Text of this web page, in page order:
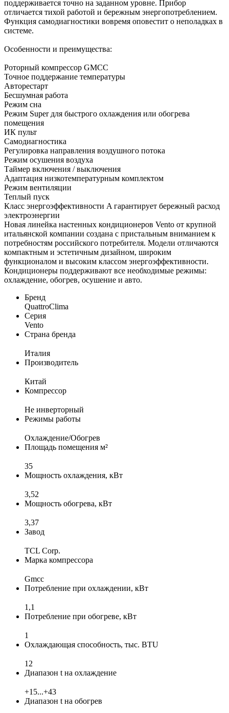
поддерживается точно на заданном уровне. Прибор
отличается тихой работой и бережным энергопотреблением.
Функция самодиагностики вовремя оповестит о неполадках в
системе.
Особенности и преимущества:
Роторный компрессор GMCC
Точное поддержание температуры
Авторестарт
Бесшумная работа
Режим сна
Режим Super для быстрого охлаждения или обогрева
помещения
ИК пульт
Самодиагностика
Регулировка направления воздушного потока
Режим осушения воздуха
Таймер включения / выключения
Адаптация низкотемпературным комплектом
Режим вентиляции
Теплый пуск
Класс энергоэффективности A гарантирует бережный расход
электроэнергии
Новая линейка настенных кондиционеров Vento от крупной
итальянской компании создана с пристальным вниманием к
потребностям российского потребителя. Модели отличаются
компактным и эстетичным дизайном, широким
функционалом и высоким классом энергоэффективности.
Кондиционеры поддерживают все необходимые режимы:
охлаждение, обогрев, осушение и авто.
Бренд
QuattroClima
Серия
Vento
Страна бренда
Италия
Производитель
Китай
Компрессор
Не инверторный
Режимы работы
Охлаждение/Обогрев
Площадь помещения м²
35
Мощность охлаждения, кВт
3,52
Мощность обогрева, кВт
3,37
Завод
TCL Corp.
Марка компрессора
Gmcc
Потребление при охлаждении, кВт
1,1
Потребление при обогреве, кВт
1
Охлаждающая способность, тыс. BTU
12
Диапазон t на охлаждение
+15...+43
Диапазон t на обогрев